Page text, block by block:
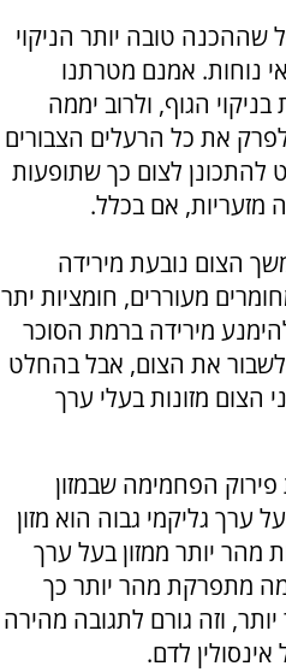
שההכנה טובה יותר הניקוי
נוחות. אמנם מטרתנו
הגוף, ולרוב יממה
את כל הרעלים הצבורים
לצום כך שתופעות
מזעריות, אם בכלל.
הצום נובעת מירידה
מעוררים, חומציות יתר
מירידה ברמת הסוכר
לשבור את הצום, אבל בהחלט
מזונות בעלי ערך
הפחמימה שבמזון
ערך גליקמי גבוה הוא מזון
יותר ממזון בעל ערך
מתפרקת מהר יותר כך
וזה גורם לתגובה מהירה
לדם.